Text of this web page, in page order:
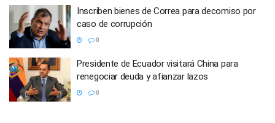
Inscriben bienes de Correa para decomiso por
caso de corrupción
0
Presidente de Ecuador visitará China para
renegociar deuda y afianzar lazos
0